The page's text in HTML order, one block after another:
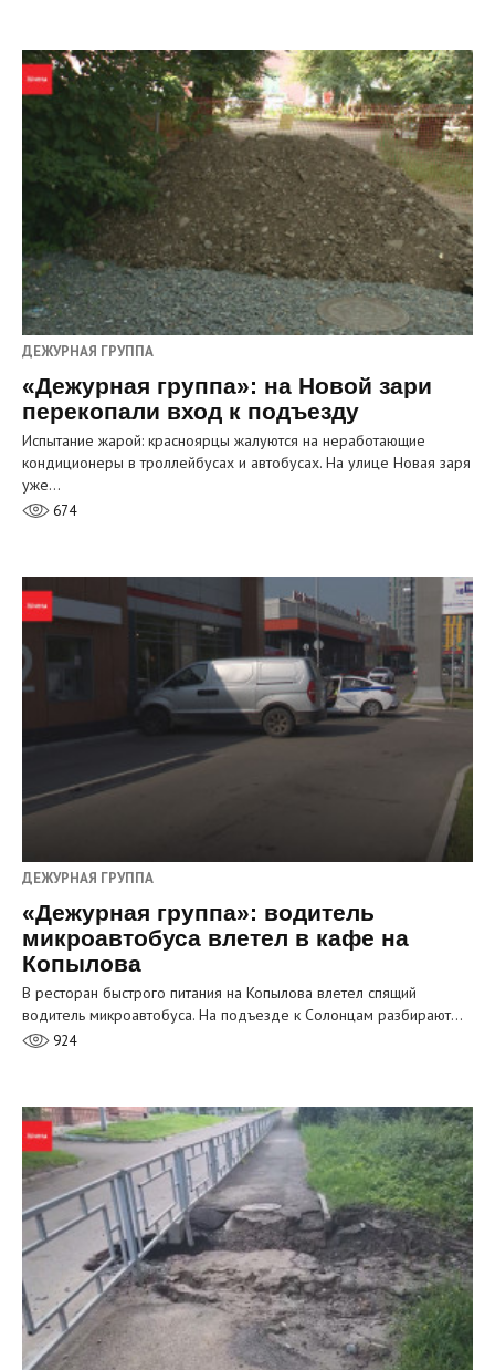
ДЕЖУРНАЯ ГРУППА
«Дежурная группа»: на Новой зари
перекопали вход к подъезду
Испытание жарой: красноярцы жалуются на неработающие
кондиционеры в троллейбусах и автобусах. На улице Новая заря
уже…
674
ДЕЖУРНАЯ ГРУППА
«Дежурная группа»: водитель
микроавтобуса влетел в кафе на
Копылова
В ресторан быстрого питания на Копылова влетел спящий
водитель микроавтобуса. На подъезде к Солонцам разбирают…
924